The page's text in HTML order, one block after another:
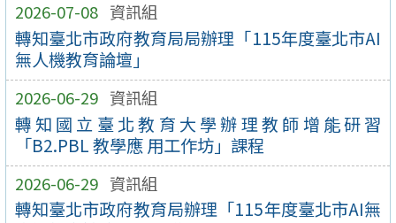
2026-07-08 資訊組
轉知臺北市政府教育局局辦理「115年度臺北市AI
無人機教育論壇」
2026-06-29 資訊組
轉知國立臺北教育大學辦理教師增能研習
「B2.PBL 教學應 用工作坊」課程
2026-06-29 資訊組
轉知臺北市政府教育局辦理「115年度臺北市AI無